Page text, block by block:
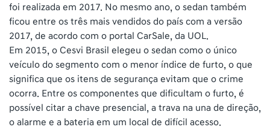
foi realizada em 2017. No mesmo ano, o sedan também
ficou entre os três mais vendidos do país com a versão
2017, de acordo com o portal CarSale, da UOL.
Em 2015, o Cesvi Brasil elegeu o sedan como o único
veículo do segmento com o menor índice de furto, o que
significa que os itens de segurança evitam que o crime
ocorra. Entre os componentes que dificultam o furto, é
possível citar a chave presencial, a trava na una de direção,
o alarme e a bateria em um local de difícil acesso.